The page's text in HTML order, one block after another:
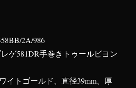
2A/986
ゲ581DR手巻きトゥールビヨン
イトゴールド、直径39mm、厚